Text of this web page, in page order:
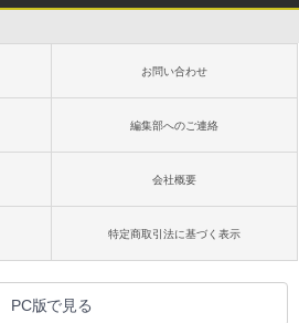
お問い合わせ
編集部へのご連絡
会社概要
特定商取引法に基づく表示
PC版で見る